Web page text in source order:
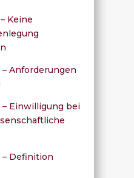
Keine
Anforderungen
Einwilligung bei
– Definition